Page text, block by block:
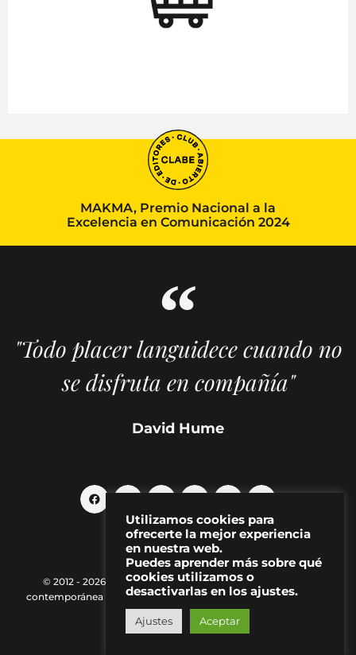
MAKMA, Premio Nacional a la
Excelencia en Comunicación 2024
"Todo placer languidece cuando no
se disfruta en compañía"
David Hume
© 2012 - 2026 MAKMA | Revista de artes visuales y cultura
contemporánea |
Política de Privacidad| Aviso Legal|Contacto
Utilizamos cookies para
ofrecerte la mejor experiencia
en nuestra web.
Puedes aprender más sobre qué
cookies utilizamos o
desactivarlas en los ajustes.
Ajustes Aceptar